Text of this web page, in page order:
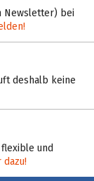
Newsletter) bei
deshalb keine
und
dazu!